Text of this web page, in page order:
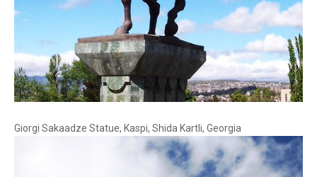
Giorgi Sakaadze Statue, Kaspi, Shida Kartli, Georgia